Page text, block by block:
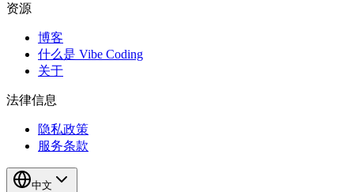
资源
博客
什么是 Vibe Coding
关于
法律信息
隐私政策
服务条款
中文